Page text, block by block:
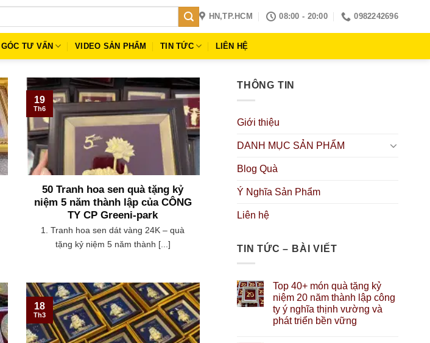
HN,TP.HCM 08:00 - 20:00 0982242696
GÓC TƯ VẤN VIDEO SẢN PHẨM TIN TỨC LIÊN HỆ
50 Tranh hoa sen quà tặng kỷ
niệm 5 năm thành lập của CÔNG
TY CP Greeni-park
1. Tranh hoa sen dát vàng 24K – quà
tặng kỷ niệm 5 năm thành [...]
19
Th6
18
Th3
THÔNG TIN
Giới thiệu
DANH MỤC SẢN PHẨM
Blog Quà
Ý Nghĩa Sản Phẩm
Liên hệ
TIN TỨC – BÀI VIẾT
Top 40+ món quà tặng kỷ
niệm 20 năm thành lập công
ty ý nghĩa thịnh vường và
phát triển bền vững